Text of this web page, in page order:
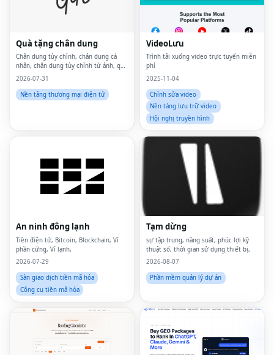
Quà tặng chân dung
Chân dung tùy chỉnh, chân dung cá
nhân, chân dung tùy chỉnh từ ảnh, quà
tặng cá nhân, in canvas tùy chỉnh,
tường tùy chỉnh, nghệ thuật treo
tường cá nhân, tá
2026-07-31
Nền tảng thương mại điện tử
VideoLưu
Trình tải xuống video trực tuyến miễn
phí
2025-11-04
Chỉnh sửa video
Nền tảng lưu trữ video
Hội nghị truyền hình
An ninh đông lạnh
Tiền điện tử, Bitcoin, Blockchain, Ví
phần cứng, Ví lạnh,
2026-07-29
Sàn giao dịch tiền mã hóa
Công cụ tiền mã hóa
Tạm dừng
sự tập trung, năng suất, phúc lợi kỹ
thuật số, thời gian sử dụng thiết bị,
2026-08-07
Phần mềm quản lý dự án